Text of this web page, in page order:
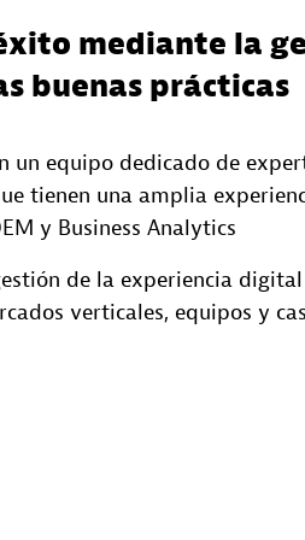
mediante la
buenas prácticas
un equipo dedicado de
tienen una amplia
y Business Analytics
de la experiencia
verticales, equipos y